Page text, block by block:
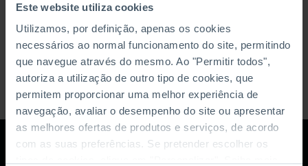
Este website utiliza cookies
Utilizamos, por definição, apenas os cookies
necessários ao normal funcionamento do site, permitindo
que navegue através do mesmo. Ao "Permitir todos",
autoriza a utilização de outro tipo de cookies, que
permitem proporcionar uma melhor experiência de
navegação, avaliar o desempenho do site ou apresentar
as melhores ofertas de produtos e serviços, de acordo
com as suas preferências. Se pretender escolher os